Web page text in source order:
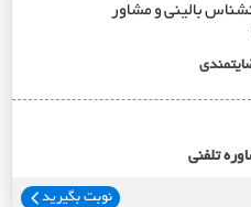
بالینی و مشاور
تلفنی
نوبت بگیرید